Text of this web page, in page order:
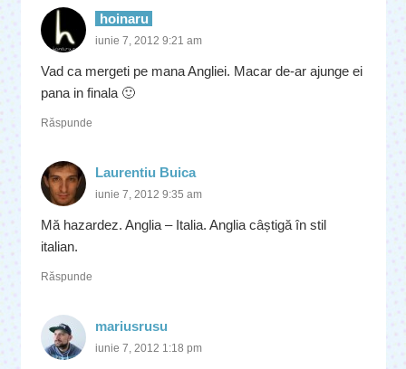
hoinaru
iunie 7, 2012 9:21 am
Vad ca mergeti pe mana Angliei. Macar de-ar ajunge ei
pana in finala 🙂
Răspunde
Laurentiu Buica
iunie 7, 2012 9:35 am
Mă hazardez. Anglia – Italia. Anglia câștigă în stil
italian.
Răspunde
mariusrusu
iunie 7, 2012 1:18 pm